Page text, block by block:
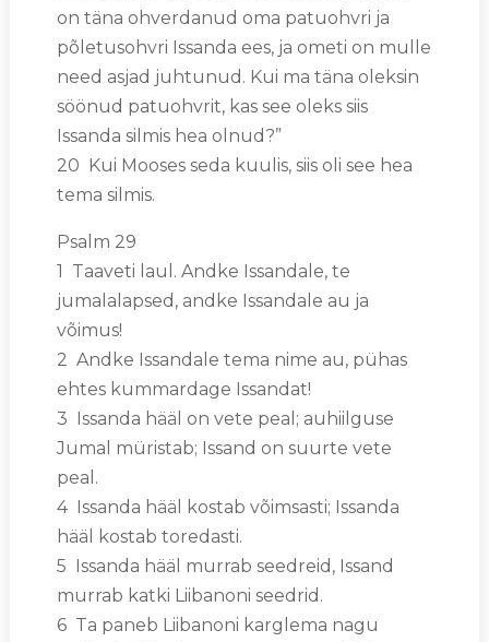
on täna ohverdanud oma patuohvri ja
põletusohvri Issanda ees, ja ometi on mulle
need asjad juhtunud. Kui ma täna oleksin
söönud patuohvrit, kas see oleks siis
Issanda silmis hea olnud?”
20 Kui Mooses seda kuulis, siis oli see hea
tema silmis.
Psalm 29
1 Taaveti laul. Andke Issandale, te
jumalalapsed, andke Issandale au ja
võimus!
2 Andke Issandale tema nime au, pühas
ehtes kummardage Issandat!
3 Issanda hääl on vete peal; auhiilguse
Jumal müristab; Issand on suurte vete
peal.
4 Issanda hääl kostab võimsasti; Issanda
hääl kostab toredasti.
5 Issanda hääl murrab seedreid, Issand
murrab katki Liibanoni seedrid.
6 Ta paneb Liibanoni karglema nagu